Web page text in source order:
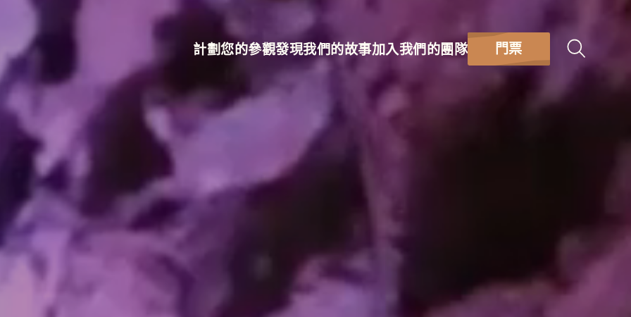
計劃您的參觀發現我們的故事加入我們的團隊 門票